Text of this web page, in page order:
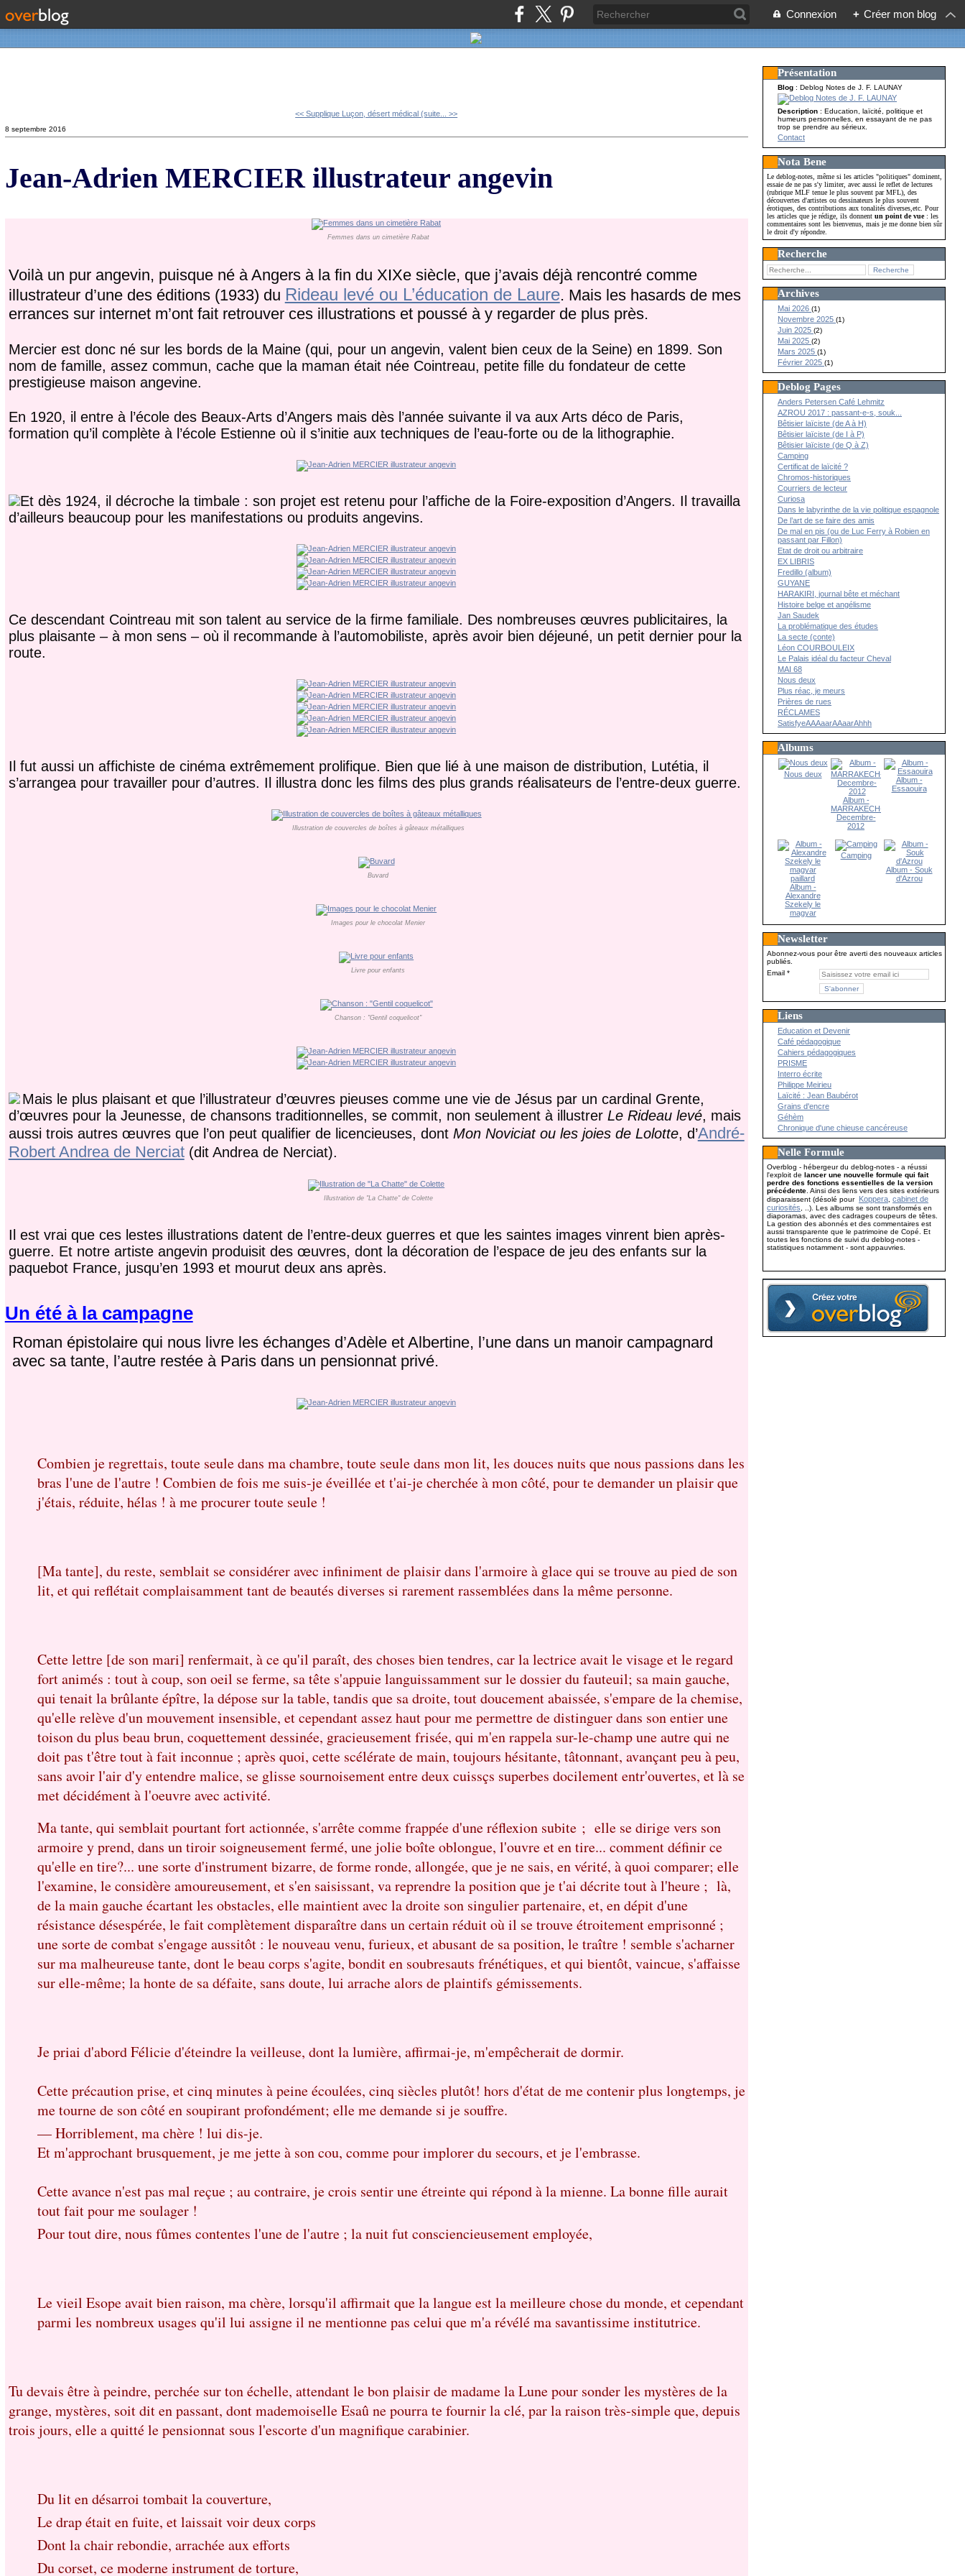
Connexion + Créer mon blog
<< Supplique Luçon, désert médical (suite... >>
8 septembre 2016
Jean-Adrien MERCIER illustrateur angevin
Femmes dans un cimetière Rabat
Voilà un pur angevin, puisque né à Angers à la fin du XIXe siècle, que j’avais déjà rencontré comme
illustrateur d’une des éditions (1933) du Rideau levé ou L’éducation de Laure. Mais les hasards de mes
errances sur internet m’ont fait retrouver ces illustrations et poussé à y regarder de plus près.
Mercier est donc né sur les bords de la Maine (qui, pour un angevin, valent bien ceux de la Seine) en 1899. Son
nom de famille, assez commun, cache que la maman était née Cointreau, petite fille du fondateur de cette
prestigieuse maison angevine.
En 1920, il entre à l’école des Beaux-Arts d’Angers mais dès l’année suivante il va aux Arts déco de Paris,
formation qu’il complète à l’école Estienne où il s’initie aux techniques de l’eau-forte ou de la lithographie.
Et dès 1924, il décroche la timbale : son projet est retenu pour l’affiche de la Foire-exposition d’Angers. Il travailla
d’ailleurs beaucoup pour les manifestations ou produits angevins.
Ce descendant Cointreau mit son talent au service de la firme familiale. Des nombreuses œuvres publicitaires, la
plus plaisante – à mon sens – où il recommande à l’automobiliste, après avoir bien déjeuné, un petit dernier pour la
route.
Il fut aussi un affichiste de cinéma extrêmement prolifique. Bien que lié à une maison de distribution, Lutétia, il
s’arrangea pour travailler pour d’autres. Il illustra donc les films des plus grands réalisateurs de l’entre-deux guerre.
Illustration de couvercles de boîtes à gâteaux métalliques
Buvard
Images pour le chocolat Menier
Livre pour enfants
Chanson : "Gentil coquelicot"
Mais le plus plaisant et que l’illustrateur d’œuvres pieuses comme une vie de Jésus par un cardinal Grente,
d’œuvres pour la Jeunesse, de chansons traditionnelles, se commit, non seulement à illustrer Le Rideau levé, mais
aussi trois autres œuvres que l’on peut qualifier de licencieuses, dont Mon Noviciat ou les joies de Lolotte, d’André-
Robert Andrea de Nerciat(dit Andrea de Nerciat).
Illustration de "La Chatte" de Colette
Il est vrai que ces lestes illustrations datent de l’entre-deux guerres et que les saintes images vinrent bien après-
guerre. Et notre artiste angevin produisit des œuvres, dont la décoration de l’espace de jeu des enfants sur la
paquebot France, jusqu’en 1993 et mourut deux ans après.
Un été à la campagne
Roman épistolaire qui nous livre les échanges d’Adèle et Albertine, l’une dans un manoir campagnard
avec sa tante, l’autre restée à Paris dans un pensionnat privé.
Combien je regrettais, toute seule dans ma chambre, toute seule dans mon lit, les douces nuits que nous passions dans les
bras l'une de l'autre ! Combien de fois me suis-je éveillée et t'ai-je cherchée à mon côté, pour te demander un plaisir que
j'étais, réduite, hélas ! à me procurer toute seule !
[Ma tante], du reste, semblait se considérer avec infiniment de plaisir dans l'armoire à glace qui se trouve au pied de son
lit, et qui reflétait complaisamment tant de beautés diverses si rarement rassemblées dans la même personne.
Cette lettre [de son mari] renfermait, à ce qu'il paraît, des choses bien tendres, car la lectrice avait le visage et le regard
fort animés : tout à coup, son oeil se ferme, sa tête s'appuie languissamment sur le dossier du fauteuil; sa main gauche,
qui tenait la brûlante épître, la dépose sur la table, tandis que sa droite, tout doucement abaissée, s'empare de la chemise,
qu'elle relève d'un mouvement insensible, et cependant assez haut pour me permettre de distinguer dans son entier une
toison du plus beau brun, coquettement dessinée, gracieusement frisée, qui m'en rappela sur-le-champ une autre qui ne
doit pas t'être tout à fait inconnue ; après quoi, cette scélérate de main, toujours hésitante, tâtonnant, avançant peu à peu,
sans avoir l'air d'y entendre malice, se glisse sournoisement entre deux cuissçs superbes docilement entr'ouvertes, et là se
met décidément à l'oeuvre avec activité.
Ma tante, qui semblait pourtant fort actionnée, s'arrête comme frappée d'une réflexion subite ; elle se dirige vers son
armoire y prend, dans un tiroir soigneusement fermé, une jolie boîte oblongue, l'ouvre et en tire... comment définir ce
qu'elle en tire?... une sorte d'instrument bizarre, de forme ronde, allongée, que je ne sais, en vérité, à quoi comparer; elle
l'examine, le considère amoureusement, et s'en saisissant, va reprendre la position que je t'ai décrite tout à l'heure ; là,
de la main gauche écartant les obstacles, elle maintient avec la droite son singulier partenaire, et, en dépit d'une
résistance désespérée, le fait complètement disparaître dans un certain réduit où il se trouve étroitement emprisonné ;
une sorte de combat s'engage aussitôt : le nouveau venu, furieux, et abusant de sa position, le traître ! semble s'acharner
sur ma malheureuse tante, dont le beau corps s'agite, bondit en soubresauts frénétiques, et qui bientôt, vaincue, s'affaisse
sur elle-même; la honte de sa défaite, sans doute, lui arrache alors de plaintifs gémissements.
Je priai d'abord Félicie d'éteindre la veilleuse, dont la lumière, affirmai-je, m'empêcherait de dormir.
Cette précaution prise, et cinq minutes à peine écoulées, cinq siècles plutôt! hors d'état de me contenir plus longtemps, je
me tourne de son côté en soupirant profondément; elle me demande si je souffre.
— Horriblement, ma chère ! lui dis-je.
Et m'approchant brusquement, je me jette à son cou, comme pour implorer du secours, et je l'embrasse.
Cette avance n'est pas mal reçue ; au contraire, je crois sentir une étreinte qui répond à la mienne. La bonne fille aurait
tout fait pour me soulager !
Pour tout dire, nous fûmes contentes l'une de l'autre ; la nuit fut consciencieusement employée,
Le vieil Esope avait bien raison, ma chère, lorsqu'il affirmait que la langue est la meilleure chose du monde, et cependant
parmi les nombreux usages qu'il lui assigne il ne mentionne pas celui que m'a révélé ma savantissime institutrice.
Tu devais être à peindre, perchée sur ton échelle, attendant le bon plaisir de madame la Lune pour sonder les mystères de la
grange, mystères, soit dit en passant, dont mademoiselle Esaû ne pourra te fournir la clé, par la raison très-simple que, depuis
trois jours, elle a quitté le pensionnat sous l'escorte d'un magnifique carabinier.
Du lit en désarroi tombait la couverture,
Le drap était en fuite, et laissait voir deux corps
Dont la chair rebondie, arrachée aux efforts
Du corset, ce moderne instrument de torture,
Présentation
Blog : Deblog Notes de J. F. LAUNAY
Description: Education, laïcité, politique et
humeurs personnelles, en essayant de ne pas
trop se prendre au sérieux.
Contact
Nota Bene
Le deblog-notes, même si les articles "politiques" dominent,
essaie de ne pas s'y limiter, avec aussi le reflet de lectures
(rubrique MLF tenue le plus souvent par MFL), des
découvertes d'artistes ou dessinateurs le plus souvent
érotiques, des contributions aux tonalités diverses,etc. Pour
les articles que je rédige, ils donnentun point de vue: les
commentaires sont les bienvenus, mais je me donne bien sûr
le droit d'y répondre.
Recherche
Archives
Mai 2026(1)
Novembre 2025(1)
Juin 2025(2)
Mai 2025(2)
Mars 2025(1)
Février 2025(1)
Deblog Pages
Anders Petersen Café Lehmitz
AZROU 2017 : passant-e-s, souk...
Bêtisier laïciste (de A à H)
Bêtisier laïciste (de I à P)
Bêtisier laïciste (de Q à Z)
Camping
Certificat de laïcité ?
Chromos-historiques
Courriers de lecteur
Curiosa
Dans le labyrinthe de la vie politique espagnole
De l’art de se faire des amis
De mal en pis (ou de Luc Ferry à Robien en
passant par Fillon)
Etat de droit ou arbitraire
EX LIBRIS
Fredillo (album)
GUYANE
HARAKIRI, journal bête et méchant
Histoire belge et angélisme
Jan Saudek
La problématique des études
La secte (conte)
Léon COURBOULEIX
Le Palais idéal du facteur Cheval
MAI 68
Nous deux
Plus réac, je meurs
Prières de rues
RÉCLAMES
SatisfyeAAAaarAAaarAhhh
Albums
Nous deux
Album -
MARRAKECH-
Decembre-
2012
Album -
Essaouira
Album -
Alexandre
Szekely le
magyar
Camping
Album - Souk
d'Azrou
Newsletter
Abonnez-vous pour être averti des nouveaux articles
publiés.
Email
Liens
Education et Devenir
Café pédagogique
Cahiers pédagogiques
PRISME
Interro écrite
Philippe Meirieu
Laïcité : Jean Baubérot
Grains d'encre
Géhèm
Chronique d'une chieuse cancéreuse
Nelle Formule
Overblog - hébergeur du deblog-notes - a réussi
l'exploit delancer une nouvelle formule qui fait
perdre des fonctions essentielles de la version
précédente . Ainsi des liens vers des sites extérieurs
disparaissent (désolé pour Koppera ,cabinet de
curiosités , ..). Les albums se sont transformés en
diaporamas, avec des cadrages coupeurs de têtes.
La gestion des abonnés et des commentaires est
aussi transparente que le patrimoine de Copé. Et
toutes les fonctions de suivi du deblog-notes -
statistiques notamment - sont appauvries.